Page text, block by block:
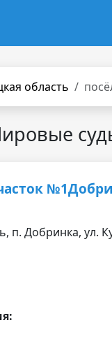
область
п. Добринка, ул.